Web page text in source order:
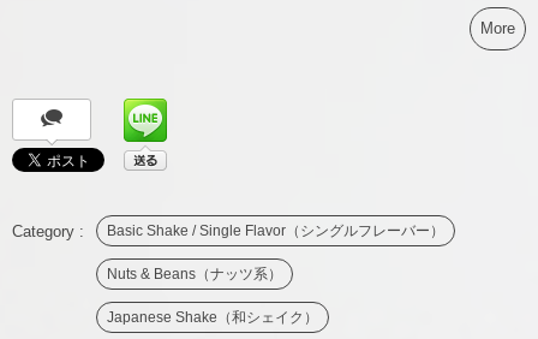
More
Basic Shake / Single Flavor（シングルフレーバー）
Nuts & Beans（ナッツ系）
Japanese Shake（和シェイク）